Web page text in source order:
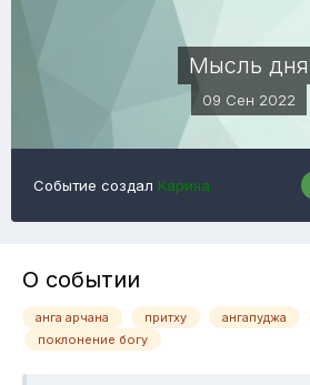
Мысль дня
09 Сен 2022
Событие создал Карина
О событии
анга арчана притху ангапуджа
поклонение богу